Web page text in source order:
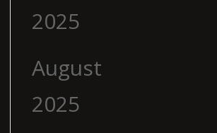
2025
August
2025